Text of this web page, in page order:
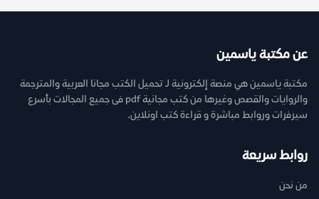
عن مكتبة ياسمين
مكتبة ياسمين هي منصة إلكترونية لـ تحميل الكتب مجانا العربية والمترجمة
والروايات والقصص وغيرها من كتب مجانية pdf فى جميع المجالات بأسرع
سيرفرات وروابط مباشرة و قراءة كتب اونلاين.
روابط سريعة
من نحن